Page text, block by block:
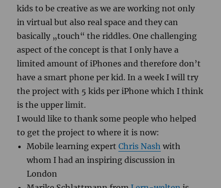
kids to be creative as we are working not only
in virtual but also real space and they can
basically „touch“ the riddles. One challenging
aspect of the concept is that I only have a
limited amount of iPhones and therefore don’t
have a smart phone per kid. In a week I will try
the project with 5 kids per iPhone which I think
is the upper limit.
I would like to thank some people who helped
to get the project to where it is now:
Mobile learning expertChris Nash with
whom I had an inspiring discussion in
London